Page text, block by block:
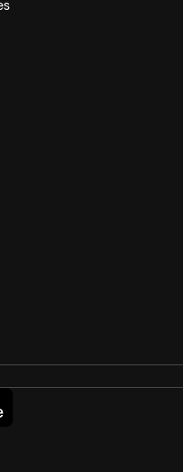
con sus padres podrán
no está garantizada